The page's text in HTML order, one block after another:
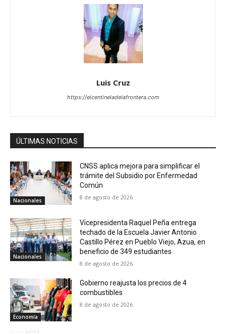
Luis Cruz
https://elcentineladelafrontera.com
ÚLTIMAS NOTICIAS
Nacionales
CNSS aplica mejora para simplificar el
trámite del Subsidio por Enfermedad
Común
8 de agosto de 2026
Nacionales
Vicepresidenta Raquel Peña entrega
techado de la Escuela Javier Antonio
Castillo Pérez en Pueblo Viejo, Azua, en
beneficio de 349 estudiantes
8 de agosto de 2026
Economía
Gobierno reajusta los precios de 4
combustibles
8 de agosto de 2026